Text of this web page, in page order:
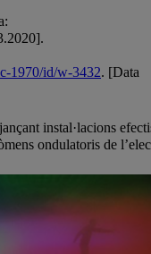
1970/id/w-3432. [Data
instal·lacions
ondulatoris de